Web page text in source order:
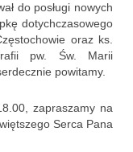
do posługi nowych
dotychczasowego
oraz ks.
pw. Św. Marii
powitamy.
zapraszamy na
Serca Pana